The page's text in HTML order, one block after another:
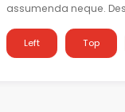
assumenda neque.
Left Top